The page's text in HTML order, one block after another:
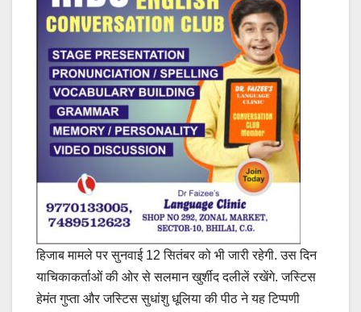
हिजाब मामले पर सुनवाई 12 सितंबर को भी जारी रहेगी. उस दिन
याचिकाकर्ताओं की ओर से सलमान खुर्शीद दलीलें रखेंगे. जस्टिस
हेमंत गुप्ता और जस्टिस सुधांशु धूलिया की पीठ ने यह टिप्पणी